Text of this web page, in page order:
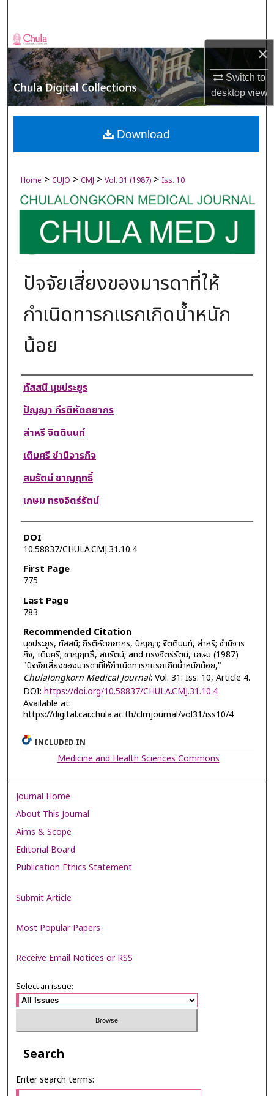
×
Switch to
desktopview
Browse Collections
My Account
About
Digital Commons Network™
Home > CUJO > CMJ > Vol. 31 (1987) > Iss. 10
ปัจจัยเสี่ยงของมารดาที่ให้
กำเนิดทารกแรกเกิดนํ้าหนัก
น้อย
Authors
ทัสสนี นุชประยูร
ปัญญา กีรติหัตถยากร
ส่าหรี จิตตินนท์
เติมศรี ชำนิจารกิจ
สมรัตน์ ชาญฤทธิ์
เกษม ทรงจิตร์รัตน์
DOI
10.58837/CHULA.CMJ.31.10.4
First Page
775
Last Page
783
Recommended Citation
นุชประยูร, ทัสสนี; กีรติหัตถยากร, ปัญญา; จิตตินนท์, ส่าหรี; ชำนิจาร
กิจ, เติมศรี; ชาญฤทธิ์, สมรัตน์; and ทรงจิตร์รัตน์, เกษม (1987)
"ปัจจัยเสี่ยงของมารดาที่ให้กำเนิดทารกแรกเกิดนํ้าหนักน้อย,"
Chulalongkorn Medical Journal: Vol. 31: Iss. 10, Article 4.
DOI: https://doi.org/10.58837/CHULA.CMJ.31.10.4
Available at:
https://digital.car.chula.ac.th/clmjournal/vol31/iss10/4
Download
INCLUDED IN
Medicine and Health Sciences Commons
Journal Home
About This Journal
Aims & Scope
Editorial Board
Publication Ethics Statement
Submit Article
Most Popular Papers
Receive Email Notices or RSS
Select an issue:
Search
Enter search terms: